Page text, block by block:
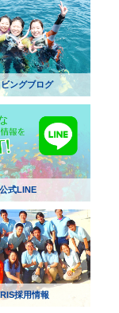
ングブログ
公式LINE
採用情報